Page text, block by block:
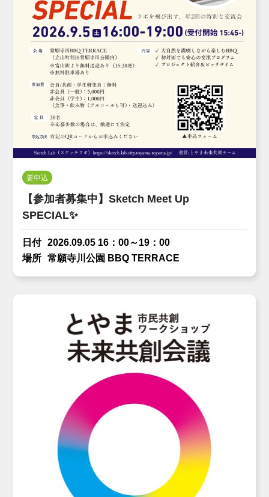
要申込
【参加者募集中】Sketch Meet Up
SPECIAL✨
日付 2026.09.05 16：00～19：00
場所
常願寺川公園 BBQ TERRACE